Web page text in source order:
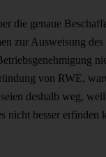
die genaue
zur Ausweisung des
von RWE,
deshalb weg,
nicht besser erfinden